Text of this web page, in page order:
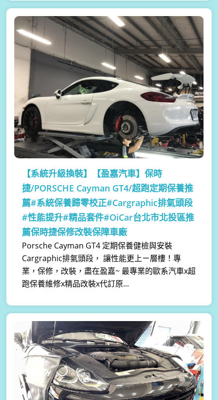
【系統升級換裝】
【盈嘉汽車】保時
捷/PORSCHE Cayman GT4/超跑定期保養推
薦#系統保養歸零校正#Cargraphic排氣頭段
#性能提升#精品套件#OiCar台北市北投區推
薦保時捷保修改裝保障車廠
Porsche Cayman GT4 定期保養健檢與安裝
Cargraphic排氣頭段， 讓性能更上ㄧ層樓！專
業，保修，改裝，盡在盈嘉~ 最專業的歐系汽車x超
跑保養維修x精品改裝x代訂原...